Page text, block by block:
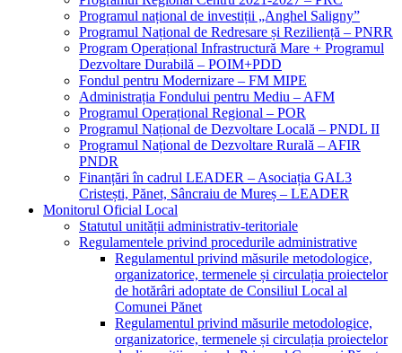
Programul național de investiții „Anghel Saligny”
Programul Național de Redresare și Reziliență – PNRR
Program Operațional Infrastructură Mare + Programul
Dezvoltare Durabilă – POIM+PDD
Fondul pentru Modernizare – FM MIPE
Administrația Fondului pentru Mediu – AFM
Programul Operațional Regional – POR
Programul Național de Dezvoltare Locală – PNDL II
Programul Național de Dezvoltare Rurală – AFIR
PNDR
Finanțări în cadrul LEADER – Asociația GAL3
Cristești, Pănet, Sâncraiu de Mureș – LEADER
Monitorul Oficial Local
Statutul unității administrativ-teritoriale
Regulamentele privind procedurile administrative
Regulamentul privind măsurile metodologice,
organizatorice, termenele și circulația proiectelor
de hotărâri adoptate de Consiliul Local al
Comunei Pănet
Regulamentul privind măsurile metodologice,
organizatorice, termenele și circulația proiectelor